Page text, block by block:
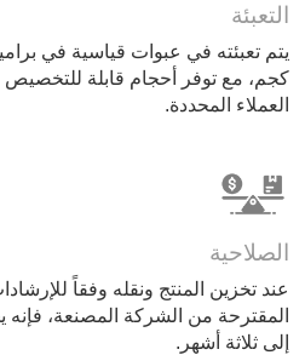
التعبئة
كجم، مع توفر أحجام قابلة للتخصيص
العملاء المحددة.
الصلاحية
عند تخزين المنتج ونقله وفقاً
المقترحة من الشركة المصنعة،
إلى ثلاثة أشهر.